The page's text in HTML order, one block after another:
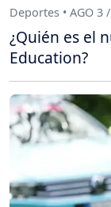
Deportes • AGO 3
¿Quién es el
Education?